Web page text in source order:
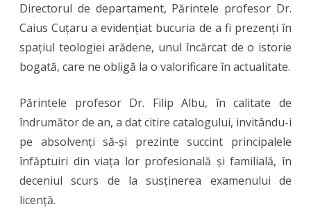
Directorul de departament, Părintele profesor Dr.
Caius Cuțaru a evidențiat bucuria de a fi prezenți în
spațiul teologiei arădene, unul încărcat de o istorie
bogată, care ne obligă la o valorificare în actualitate.
Părintele profesor Dr. Filip Albu, în calitate de
îndrumător de an, a dat citire catalogului, invitându-i
pe absolvenți să-și prezinte succint principalele
înfăptuiri din viața lor profesională și familială, în
deceniul scurs de la susținerea examenului de
licență.